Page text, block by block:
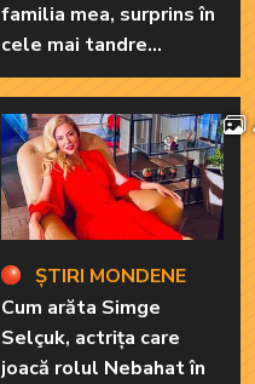
familia mea, surprins în
cele mai tandre
ipostaze! Ele sunt
marile sale iubiri
ȘTIRI MONDENE
Cum arăta Simge
Selçuk, actrița care
joacă rolul Nebahat în